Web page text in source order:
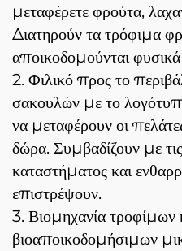
μεταφέρετε φρούτα,
Διατηρούν τα τρόφιμα
αποικοδομούνται
2. Φιλικό προς το
σακουλών με το
να μεταφέρουν οι
δώρα. Συμβαδίζουν με
καταστήματος και
επιστρέψουν.
3. Βιομηχανία
βιοαποικοδομήσιμων